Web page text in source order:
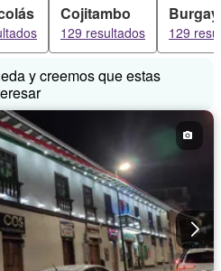
Cojitambo
129 resultados
Burgay
129
y creemos que estas